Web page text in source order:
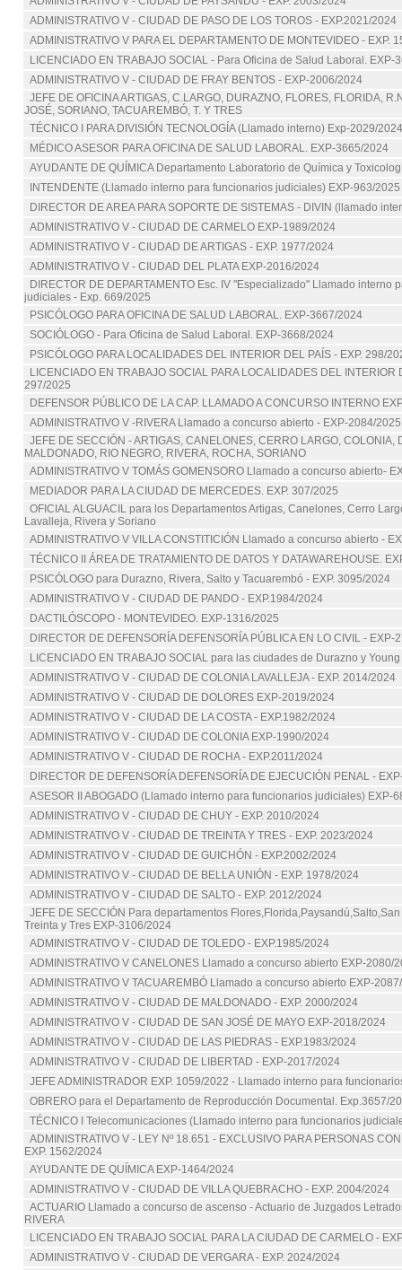
ADMINISTRATIVO V - CIUDAD DE PASO DE LOS TOROS - EXP.2021/2024
ADMINISTRATIVO V PARA EL DEPARTAMENTO DE MONTEVIDEO - EXP.
LICENCIADO EN TRABAJO SOCIAL - Para Oficina de Salud Laboral. EXP-
ADMINISTRATIVO V - CIUDAD DE FRAY BENTOS - EXP-2006/2024
JEFE DE OFICINA ARTIGAS, C.LARGO, DURAZNO, FLORES, FLORIDA,
JOSÉ, SORIANO, TACUAREMBÓ, T. Y TRES
TÉCNICO I PARA DIVISIÓN TECNOLOGÍA (Llamado interno) Exp-2029/
MÉDICO ASESOR PARA OFICINA DE SALUD LABORAL. EXP-3665/2024
AYUDANTE DE QUÍMICA Departamento Laboratorio de Química y
INTENDENTE (Llamado interno para funcionarios judiciales) EXP-963/2025
DIRECTOR DE AREA PARA SOPORTE DE SISTEMAS - DIVIN (llamado
ADMINISTRATIVO V - CIUDAD DE CARMELO EXP-1989/2024
ADMINISTRATIVO V - CIUDAD DE ARTIGAS - EXP. 1977/2024
ADMINISTRATIVO V - CIUDAD DEL PLATA EXP-2016/2024
DIRECTOR DE DEPARTAMENTO Esc. IV "Especializado" Llamado interno
judiciales - Exp. 669/2025
PSICÓLOGO PARA OFICINA DE SALUD LABORAL. EXP-3667/2024
SOCIÓLOGO - Para Oficina de Salud Laboral. EXP-3668/2024
PSICÓLOGO PARA LOCALIDADES DEL INTERIOR DEL PAÍS - EXP. 298/
LICENCIADO EN TRABAJO SOCIAL PARA LOCALIDADES DEL INTERIOR
297/2025
DEFENSOR PÚBLICO DE LA CAP. LLAMADO A CONCURSO INTERNO
ADMINISTRATIVO V -RIVERA Llamado a concurso abierto - EXP-2084/2025
JEFE DE SECCIÓN - ARTIGAS, CANELONES, CERRO LARGO, COLONIA,
MALDONADO, RIO NEGRO, RIVERA, ROCHA, SORIANO
ADMINISTRATIVO V TOMÁS GOMENSORO Llamado a concurso abierto-
MEDIADOR PARA LA CIUDAD DE MERCEDES. EXP. 307/2025
OFICIAL ALGUACIL para los Departamentos Artigas, Canelones, Cerro
Lavalleja, Rivera y Soriano
ADMINISTRATIVO V VILLA CONSTITICIÓN Llamado a concurso abierto -
TÉCNICO II ÁREA DE TRATAMIENTO DE DATOS Y DATAWAREHOUSE.
PSICÓLOGO para Durazno, Rivera, Salto y Tacuarembó - EXP. 3095/2024
ADMINISTRATIVO V - CIUDAD DE PANDO - EXP.1984/2024
DACTILÓSCOPO - MONTEVIDEO. EXP-1316/2025
DIRECTOR DE DEFENSORÍA DEFENSORÍA PÚBLICA EN LO CIVIL - EXP-
LICENCIADO EN TRABAJO SOCIAL para las ciudades de Durazno y
ADMINISTRATIVO V - CIUDAD DE COLONIA LAVALLEJA - EXP. 2014/2024
ADMINISTRATIVO V - CIUDAD DE DOLORES EXP-2019/2024
ADMINISTRATIVO V - CIUDAD DE LA COSTA - EXP.1982/2024
ADMINISTRATIVO V - CIUDAD DE COLONIA EXP-1990/2024
ADMINISTRATIVO V - CIUDAD DE ROCHA - EXP.2011/2024
DIRECTOR DE DEFENSORÍA DEFENSORÍA DE EJECUCIÓN PENAL -
ASESOR II ABOGADO (Llamado interno para funcionarios judiciales) EXP-
ADMINISTRATIVO V - CIUDAD DE CHUY - EXP. 2010/2024
ADMINISTRATIVO V - CIUDAD DE TREINTA Y TRES - EXP. 2023/2024
ADMINISTRATIVO V - CIUDAD DE GUICHÓN - EXP.2002/2024
ADMINISTRATIVO V - CIUDAD DE BELLA UNIÓN - EXP. 1978/2024
ADMINISTRATIVO V - CIUDAD DE SALTO - EXP. 2012/2024
JEFE DE SECCIÓN Para departamentos
Treinta y Tres EXP-3106/2024
ADMINISTRATIVO V - CIUDAD DE TOLEDO - EXP.1985/2024
ADMINISTRATIVO V CANELONES Llamado a concurso abierto EXP-2080/
ADMINISTRATIVO V TACUAREMBÓ Llamado a concurso abierto EXP-
ADMINISTRATIVO V - CIUDAD DE MALDONADO - EXP. 2000/2024
ADMINISTRATIVO V - CIUDAD DE SAN JOSÉ DE MAYO EXP-2018/2024
ADMINISTRATIVO V - CIUDAD DE LAS PIEDRAS - EXP.1983/2024
ADMINISTRATIVO V - CIUDAD DE LIBERTAD - EXP-2017/2024
JEFE ADMINISTRADOR EXP. 1059/2022 - Llamado interno para
OBRERO para el Departamento de Reproducción Documental. Exp.3657/
TÉCNICO I Telecomunicaciones (Llamado interno para funcionarios
ADMINISTRATIVO V - LEY Nº 18.651 - EXCLUSIVO PARA PERSONAS
EXP. 1562/2024
AYUDANTE DE QUÍMICA EXP-1464/2024
ADMINISTRATIVO V - CIUDAD DE VILLA QUEBRACHO - EXP. 2004/2024
ACTUARIO Llamado a concurso de ascenso - Actuario de Juzgados
RIVERA
LICENCIADO EN TRABAJO SOCIAL PARA LA CIUDAD DE CARMELO -
ADMINISTRATIVO V - CIUDAD DE VERGARA - EXP. 2024/2024